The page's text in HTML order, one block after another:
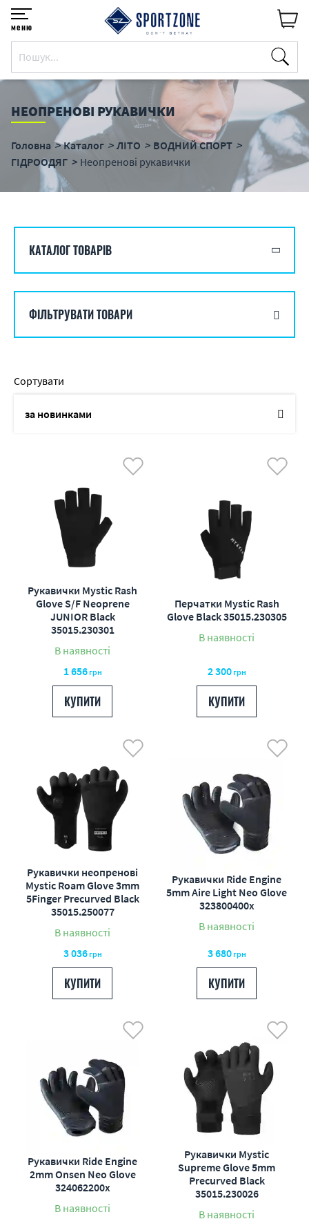
меню
НЕОПРЕНОВІ РУКАВИЧКИ
Головна Каталог ЛІТО
ВОДНИЙ СПОРТ
ГІДРООДЯГ
Неопренові рукавички
КАТАЛОГ ТОВАРІВ
ФІЛЬТРУВАТИ ТОВАРИ
Сортувати
за новинками
від дешевих до дорогих
від дорогих до дешевих
по наявності
по акціям
Рукавички Mystic Rash
Glove S/F Neoprene
JUNIOR Black
35015.230301
В наявності
1 656грн
КУПИТИ
Перчатки Mystic Rash
Glove Black 35015.230305
В наявності
2 300грн
КУПИТИ
Рукавички неопренові
Mystic Roam Glove 3mm
5Finger Precurved Black
35015.250077
В наявності
3 036грн
КУПИТИ
Рукавички Ride Engine
5mm Aire Light Neo Glove
323800400x
В наявності
3 680грн
КУПИТИ
Рукавички Ride Engine
2mm Onsen Neo Glove
324062200x
В наявності
Рукавички Mystic
Supreme Glove 5mm
Precurved Black
35015.230026
В наявності